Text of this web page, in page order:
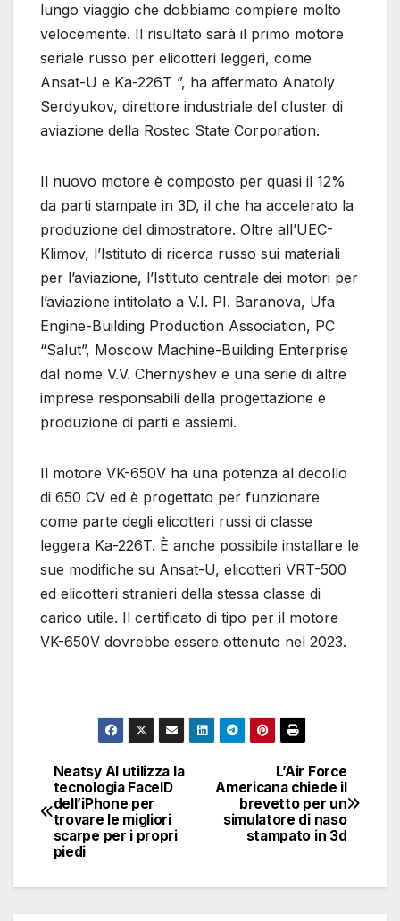
lungo viaggio che dobbiamo compiere molto
velocemente. Il risultato sarà il primo motore
seriale russo per elicotteri leggeri, come
Ansat-U e Ka-226T ”, ha affermato Anatoly
Serdyukov, direttore industriale del cluster di
aviazione della Rostec State Corporation.
Il nuovo motore è composto per quasi il 12%
da parti stampate in 3D, il che ha accelerato la
produzione del dimostratore. Oltre all’UEC-
Klimov, l’Istituto di ricerca russo sui materiali
per l’aviazione, l’Istituto centrale dei motori per
l’aviazione intitolato a V.I. PI. Baranova, Ufa
Engine-Building Production Association, PC
“Salut”, Moscow Machine-Building Enterprise
dal nome V.V. Chernyshev e una serie di altre
imprese responsabili della progettazione e
produzione di parti e assiemi.
Il motore VK-650V ha una potenza al decollo
di 650 CV ed è progettato per funzionare
come parte degli elicotteri russi di classe
leggera Ka-226T. È anche possibile installare le
sue modifiche su Ansat-U, elicotteri VRT-500
ed elicotteri stranieri della stessa classe di
carico utile. Il certificato di tipo per il motore
VK-650V dovrebbe essere ottenuto nel 2023.
Navigazione
articoli
L’Air Force
Americana chiede il
brevetto per un
simulatore di naso
stampato in 3d
Neatsy AI utilizza la
tecnologia FaceID
dell’iPhone per
trovare le migliori
scarpe per i propri
piedi